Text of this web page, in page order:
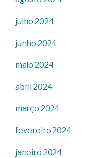
julho 2024
junho 2024
maio 2024
abril 2024
março 2024
fevereiro 2024
janeiro 2024